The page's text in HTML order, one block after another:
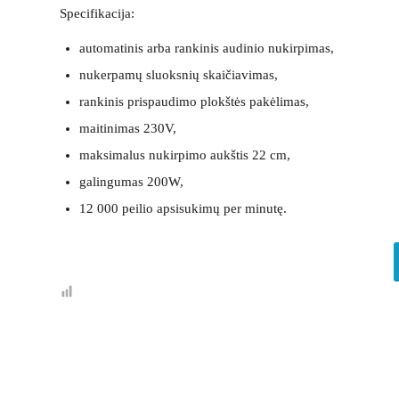
Specifikacija:
automatinis arba rankinis audinio nukirpimas,
nukerpamų sluoksnių skaičiavimas,
rankinis prispaudimo plokštės pakėlimas,
maitinimas 230V,
maksimalus nukirpimo aukštis 22 cm,
galingumas 200W,
12 000 peilio apsisukimų per minutę.